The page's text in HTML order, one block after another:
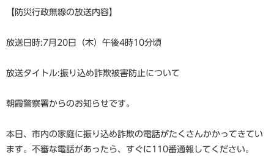
【防災行政無線の放送内容】
放送日時:7月20日（木）午後4時10分頃
放送タイトル:振り込め詐欺被害防止について
朝霞警察署からのお知らせです。
本日、市内の家庭に振り込め詐欺の電話がたくさんかかってきてい
ます。不審な電話があったら、すぐに110番通報してください。